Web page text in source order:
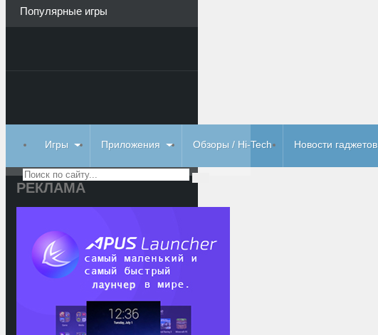
Популярные игры
Игры Приложения Обзоры / Hi-Tech Новости гаджетов
РЕКЛАМА